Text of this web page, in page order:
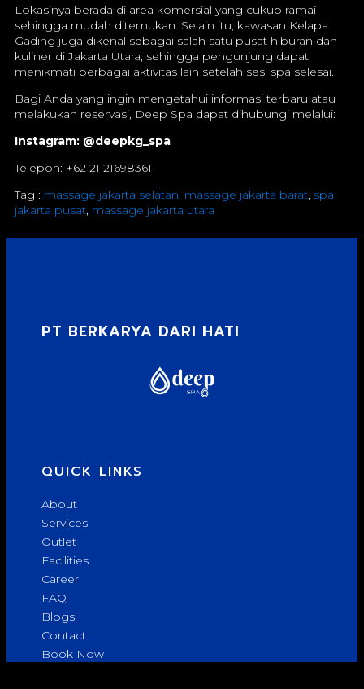
Lokasinya berada di area komersial yang cukup ramai
sehingga mudah ditemukan. Selain itu, kawasan Kelapa
Gading juga dikenal sebagai salah satu pusat hiburan dan
kuliner di Jakarta Utara, sehingga pengunjung dapat
menikmati berbagai aktivitas lain setelah sesi spa selesai.
Bagi Anda yang ingin mengetahui informasi terbaru atau
melakukan reservasi, Deep Spa dapat dihubungi melalui:
Instagram: @deepkg_spa
Telepon: +62 21 21698361
Tag : massage jakarta selatan, massage jakarta barat, spa
jakarta pusat, massage jakarta utara
PT BERKARYA DARI HATI
QUICK LINKS
About
Services
Outlet
Facilities
Career
FAQ
Blogs
Contact
Book Now